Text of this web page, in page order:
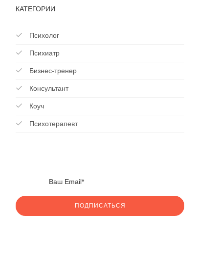
КАТЕГОРИИ
Психолог
Психиатр
Бизнес-тренер
Консультант
Коуч
Психотерапевт
ПОДПИСАТЬСЯ